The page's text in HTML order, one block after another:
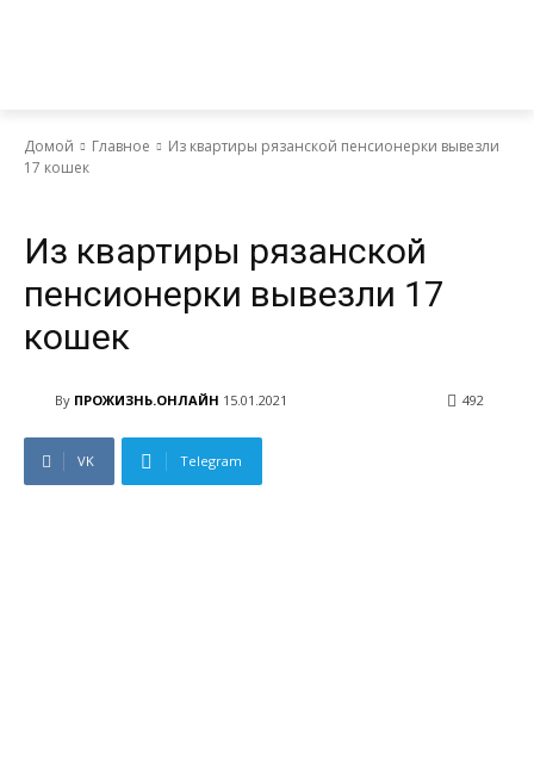
Домой Главное
Из квартиры рязанской пенсионерки вывезли
17 кошек
Из квартиры рязанской
пенсионерки вывезли 17
кошек
By ПРОЖИЗНЬ.ОНЛАЙН 15.01.2021 492
VK Telegram